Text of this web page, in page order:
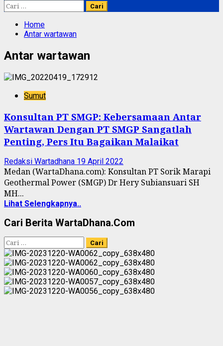
Cari
untuk:
Home
Antar wartawan
Antar wartawan
Sumut
Konsultan PT SMGP: Kebersamaan Antar
Wartawan Dengan PT SMGP Sangatlah
Penting, Pers Itu Bagaikan Malaikat
Redaksi Wartadhana 19 April 2022
Medan (WartaDhana.com): Konsultan PT Sorik Marapi
Geothermal Power (SMGP) Dr Hery Subiansuari SH
MH...
Lihat Selengkapnya..
Cari Berita WartaDhana.Com
Cari
untuk: